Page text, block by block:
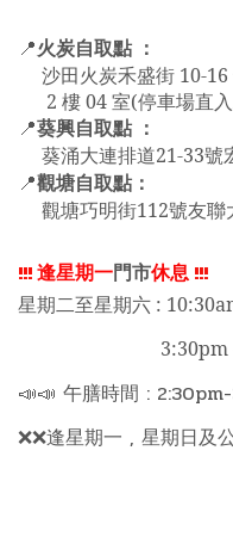
📍火炭自取點 ：
沙田火炭禾盛街 10-16
2 樓 04 室(停車場直
📍葵興自取點 ：
葵涌大連排道21-33號
📍觀塘自取點：
觀塘巧明街112號友聯
!!!逢星期一門市休息 !!!
星期二至星期六 :
3:30pm ~
📣📣 午膳時間 :
❌❌逢星期一 , 星期日及